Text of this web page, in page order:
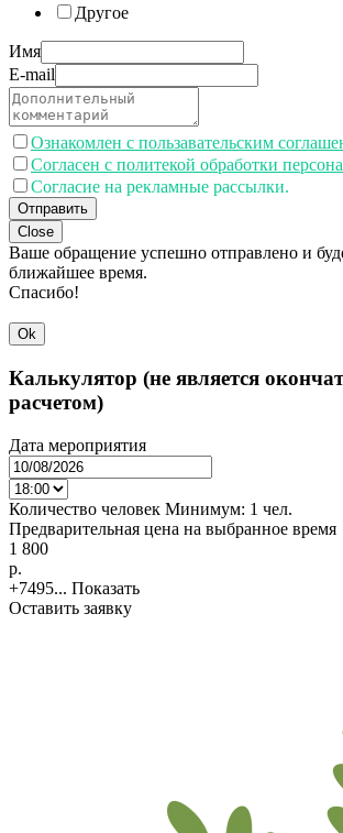
Другое
Имя
E-mail
Ознакомлен с пользавательским
Согласен с политекой обработки
Согласие на рекламные рассылки.
Отправить
Close
Ваше обращение успешно отправлено и
ближайшее время.
Спасибо!
Ok
Калькулятор (не является
расчетом)
Дата мероприятия
Количество человек Минимум: 1 чел.
Предварительная цена на выбранное время
1 800
p.
+7495... Показать
Оставить заявку